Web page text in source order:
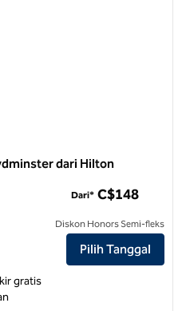
dari Hilton
Inn by Hilton Lloydminster
Dari* C$148
Diskon Honors Semi-fleks
Pilih Tanggal
gratis